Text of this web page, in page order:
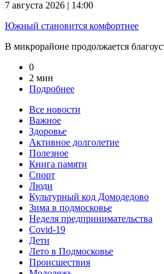
7 августа 2026 | 14:00
Южный становится комфортнее
В микрорайоне продолжается
0
2 мин
Подробнее
Все новости
Важное
Здоровье
Активное долголетие
Полезное
Книга памяти
Спорт
Люди
Культурный код Домодедово
Зима в подмосковье
Неделя предпринимательства
Covid-19
Дети
Лето в Подмосковье
Происшествия